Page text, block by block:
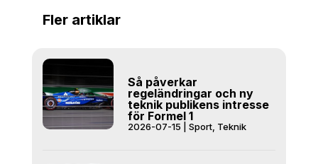
Fler artiklar
Så påverkar
regeländringar och ny
teknik publikens intresse
för Formel 1
2026-07-15 Sport, Teknik